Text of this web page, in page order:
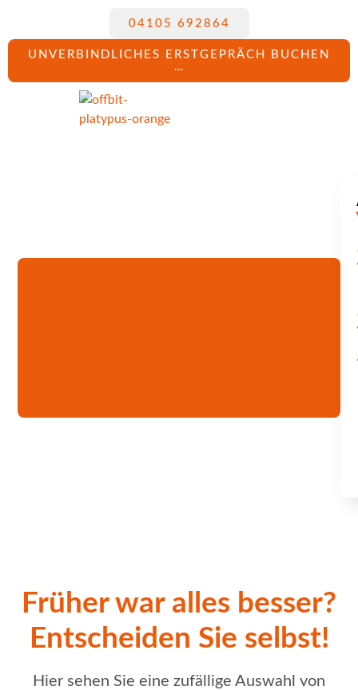
UNVERBINDLICHES ERSTGEPRÄCH BUCHEN
…
04105 692864
Früher war alles besser?
Entscheiden Sie selbst!
Hier sehen Sie eine zufällige Auswahl von